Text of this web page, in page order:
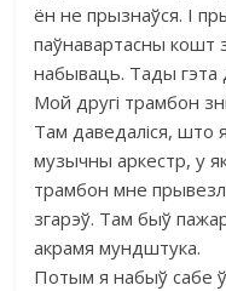
ён не прызнаўся. І
паўнавартасны кошт
набываць. Тады гэта
Мой другі трамбон
Там даведаліся,
музычны аркестр, у
трамбон мне
згарэў. Там быў
акрамя мундштука.
Потым я набыў сабе